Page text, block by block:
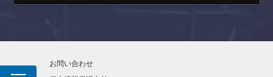
お問い合わせ